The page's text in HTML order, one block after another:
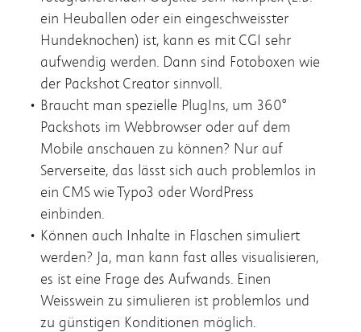
ein Heuballen oder ein eingeschweisster
Hundeknochen) ist, kann es mit CGI sehr
aufwendig werden. Dann sind Fotoboxen wie
der Packshot Creator sinnvoll.
Braucht man spezielle PlugIns, um 360°
Packshots im Webbrowser oder auf dem
Mobile anschauen zu können? Nur auf
Serverseite, das lässt sich auch problemlos in
ein CMS wie Typo3 oder WordPress
einbinden.
Können auch Inhalte in Flaschen simuliert
werden? Ja, man kann fast alles visualisieren,
es ist eine Frage des Aufwands. Einen
Weisswein zu simulieren ist problemlos und
zu günstigen Konditionen möglich.